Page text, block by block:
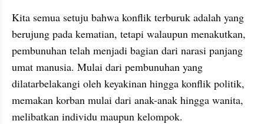
Kita semua setuju bahwa konflik terburuk adalah yang
berujung pada kematian, tetapi walaupun menakutkan,
pembunuhan telah menjadi bagian dari narasi panjang
umat manusia. Mulai dari pembunuhan yang
dilatarbelakangi oleh keyakinan hingga konflik politik,
memakan korban mulai dari anak-anak hingga wanita,
melibatkan individu maupun kelompok.